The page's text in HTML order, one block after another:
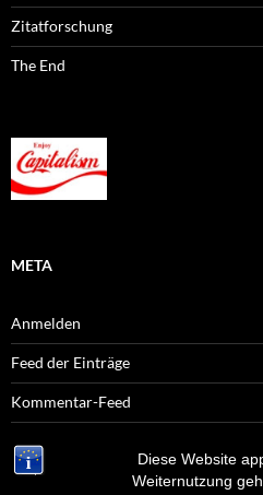
Diese Website
Weiternutzung
Zitatforschung
The End
META
Anmelden
Feed der Einträge
Kommentar-Feed
WordPress.org